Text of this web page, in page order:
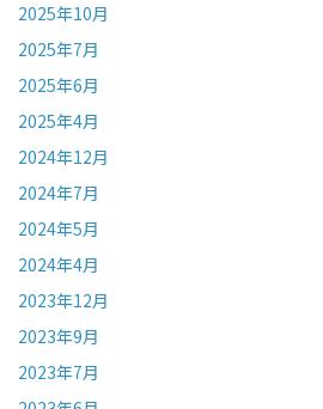
2025年10月
2025年7月
2025年6月
2025年4月
2024年12月
2024年7月
2024年5月
2024年4月
2023年12月
2023年9月
2023年7月